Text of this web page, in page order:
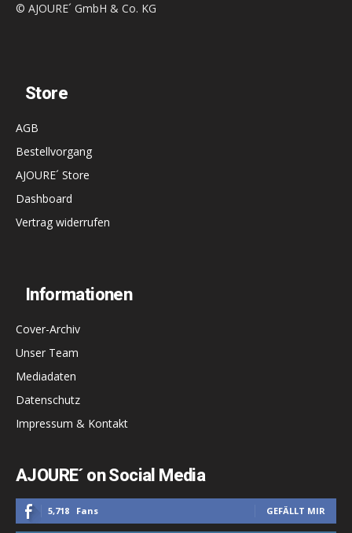
© AJOURE´ GmbH & Co. KG
Store
AGB
Bestellvorgang
AJOURE´ Store
Dashboard
Vertrag widerrufen
Informationen
Cover-Archiv
Unser Team
Mediadaten
Datenschutz
Impressum & Kontakt
AJOURE´ on Social Media
5,718 Fans GEFÄLLT MIR